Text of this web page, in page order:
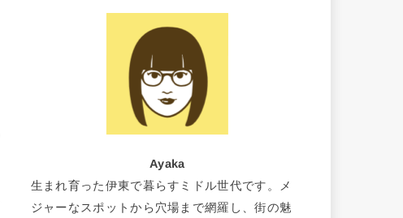
Ayaka
生まれ育った伊東で暮らすミドル世代です。メ
ジャーなスポットから穴場まで網羅し、街の魅